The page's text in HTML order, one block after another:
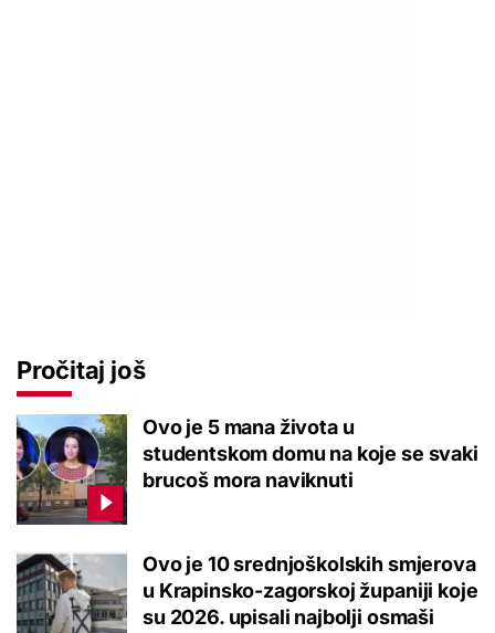
Pročitaj još
Ovo je 5 mana života u
studentskom domu na koje se svaki
brucoš mora naviknuti
Ovo je 10 srednjoškolskih smjerova
u Krapinsko-zagorskoj županiji koje
su 2026. upisali najbolji osmaši